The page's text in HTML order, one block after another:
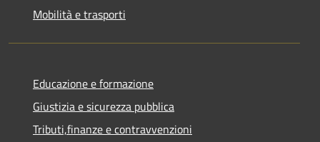
Mobilità e trasporti
Educazione e formazione
Giustizia e sicurezza pubblica
Tributi,finanze e contravvenzioni